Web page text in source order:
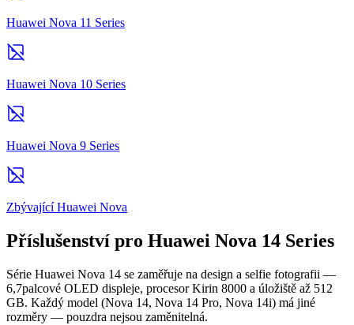
Huawei Nova 11 Series
Huawei Nova 10 Series
Huawei Nova 9 Series
Zbývající Huawei Nova
Příslušenství pro Huawei Nova 14 Series
Série Huawei Nova 14 se zaměřuje na design a selfie fotografii —
6,7palcové OLED displeje, procesor Kirin 8000 a úložiště až 512
GB. Každý model (Nova 14, Nova 14 Pro, Nova 14i) má jiné
rozměry — pouzdra nejsou zaměnitelná.